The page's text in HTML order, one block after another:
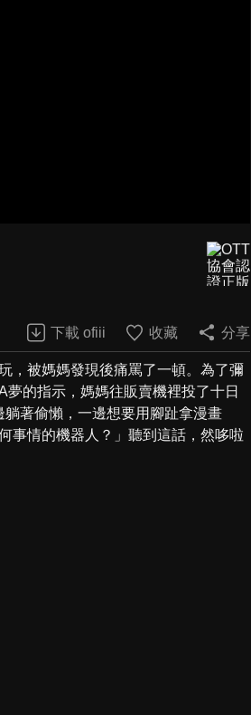
下載 ofiii 收藏 分享
，被媽媽發現後痛罵了一頓。為了彌
的指示，媽媽往販賣機裡投了十日
著偷懶，一邊想要用腳趾拿漫畫
事情的機器人？」聽到這話，然哆啦